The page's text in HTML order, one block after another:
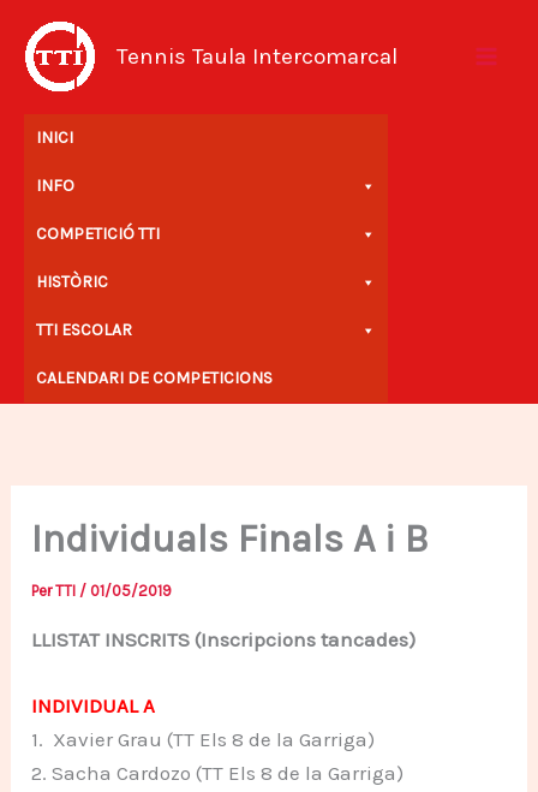
contingut
Tennis Taula Intercomarcal
INICI
INFO
COMPETICIÓ TTI
HISTÒRIC
TTI ESCOLAR
CALENDARI DE COMPETICIONS
Individuals Finals A i B
Per TTI / 01/05/2019
LLISTAT INSCRITS (Inscripcions tancades)
INDIVIDUAL A
1. Xavier Grau (TT Els 8 de la Garriga)
2. Sacha Cardozo (TT Els 8 de la Garriga)